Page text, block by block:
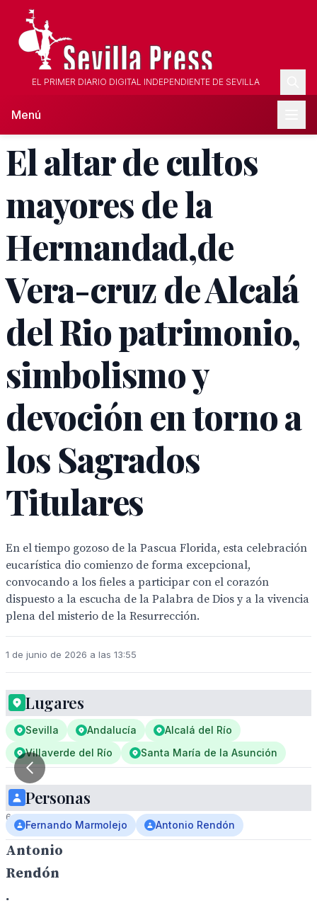
EL PRIMER DIARIO DIGITAL INDEPENDIENTE DE SEVILLA
Menú
El altar de cultos
mayores de la
Hermandad,de
Vera-cruz de Alcalá
del Rio patrimonio,
simbolismo y
devoción en torno a
los Sagrados
Titulares
En el tiempo gozoso de la Pascua Florida, esta celebración
eucarística dio comienzo de forma excepcional,
convocando a los fieles a participar con el corazón
dispuesto a la escucha de la Palabra de Dios y a la vivencia
plena del misterio de la Resurrección.
1 de junio de 2026 a las 13:55
1
/
6
Antonio
Rendón
.
Lugares
Sevilla Andalucía
Alcalá del Río
Villaverde del Río
Santa María de la Asunción
Personas
Fernando Marmolejo Antonio Rendón